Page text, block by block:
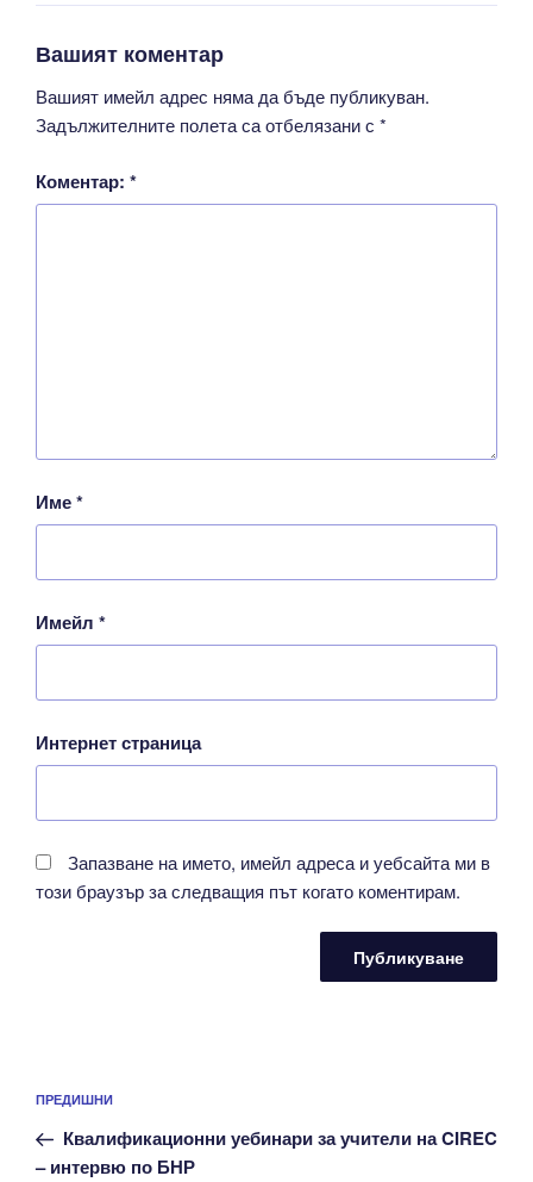
Вашият коментар
Вашият имейл адрес няма да бъде публикуван.
Задължителните полета са отбелязани с *
Коментар: *
Име*
Имейл *
Интернет страница
Запазване на името, имейл адреса и уебсайта ми в
този браузър за следващия път когато коментирам.
Предишна
публикация
ПРЕДИШНИ
Квалификационни уебинари за учители на CIREC
– интервю по БНР